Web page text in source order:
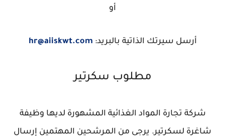
أو
أرسل سيرتك الذاتية بالبريد: hr@aiiskwt.com
مطلوب سكرتير
شركة تجارة المواد الغذائية المشهورة لديها وظيفة
شاغرة لسكرتير. يرجى من المرشحين المهتمين إرسال